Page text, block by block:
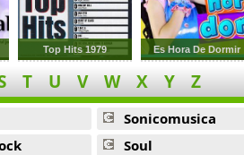
Top Hits 1979 Es Hora De Dormir
T U V W X Y Z
Sonicomusica
Soul